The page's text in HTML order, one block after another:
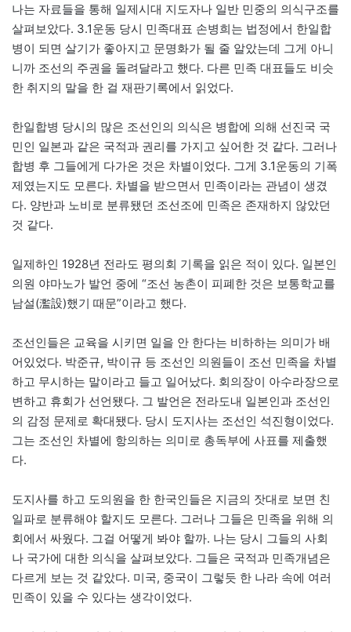
나는 자료들을 통해 일제시대 지도자나 일반 민중의 의식구조를
살펴보았다. 3.1운동 당시 민족대표 손병희는 법정에서 한일합
병이 되면 살기가 좋아지고 문명화가 될 줄 알았는데 그게 아니
니까 조선의 주권을 돌려달라고 했다. 다른 민족 대표들도 비슷
한 취지의 말을 한 걸 재판기록에서 읽었다.
한일합병 당시의 많은 조선인의 의식은 병합에 의해 선진국 국
민인 일본과 같은 국적과 권리를 가지고 싶어한 것 같다. 그러나
합병 후 그들에게 다가온 것은 차별이었다. 그게 3.1운동의 기폭
제였는지도 모른다. 차별을 받으면서 민족이라는 관념이 생겼
다. 양반과 노비로 분류됐던 조선조에 민족은 존재하지 않았던
것 같다.
일제하인 1928년 전라도 평의회 기록을 읽은 적이 있다. 일본인
의원 야마노가 발언 중에 “조선 농촌이 피폐한 것은 보통학교를
남설(濫設)했기 때문”이라고 했다.
조선인들은 교육을 시키면 일을 안 한다는 비하하는 의미가 배
어있었다. 박준규, 박이규 등 조선인 의원들이 조선 민족을 차별
하고 무시하는 말이라고 들고 일어났다. 회의장이 아수라장으로
변하고 휴회가 선언됐다. 그 발언은 전라도내 일본인과 조선인
의 감정 문제로 확대됐다. 당시 도지사는 조선인 석진형이었다.
그는 조선인 차별에 항의하는 의미로 총독부에 사표를 제출했
다.
도지사를 하고 도의원을 한 한국인들은 지금의 잣대로 보면 친
일파로 분류해야 할지도 모른다. 그러나 그들은 민족을 위해 의
회에서 싸웠다. 그걸 어떻게 봐야 할까. 나는 당시 그들의 사회
나 국가에 대한 의식을 살펴보았다. 그들은 국적과 민족개념은
다르게 보는 것 같았다. 미국, 중국이 그렇듯 한 나라 속에 여러
민족이 있을 수 있다는 생각이었다.